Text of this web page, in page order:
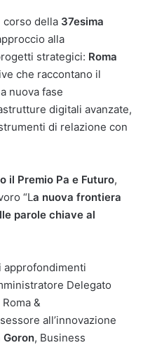
corso della 37esima
alla
strategici: Roma
che raccontano il
nuova fase
digitali avanzate,
di relazione con
il Premio Pa e Futuro,
“La nuova frontiera
parole chiave al
approfondimenti
Delegato
&
all’innovazione
Goron, Business